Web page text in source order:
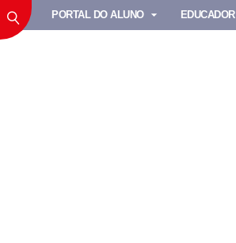
PORTAL DO ALUNO EDUCADOR